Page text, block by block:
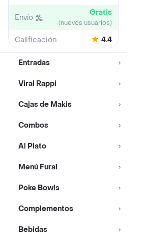
Envío Gratis
(nuevos usuarios)
Calificación 4.4
Entradas
Viral Rappi
Cajas de Makis
Combos
Al Plato
Menú Furai
Poke Bowls
Complementos
Bebidas